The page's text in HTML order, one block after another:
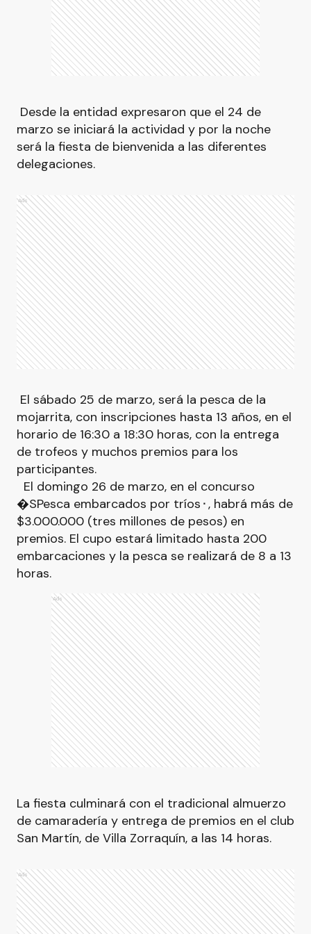
Desde la entidad expresaron que el 24 de
marzo se iniciará la actividad y por la noche
será la fiesta de bienvenida a las diferentes
delegaciones.
Ads
El sábado 25 de marzo, será la pesca de la
mojarrita, con inscripciones hasta 13 años, en el
horario de 16:30 a 18:30 horas, con la entrega
de trofeos y muchos premios para los
participantes.
El domingo 26 de marzo, en el concurso
�SPesca embarcados por tríos⬝, habrá más de
$3.000.000 (tres millones de pesos) en
premios. El cupo estará limitado hasta 200
embarcaciones y la pesca se realizará de 8 a 13
horas.
Ads
La fiesta culminará con el tradicional almuerzo
de camaradería y entrega de premios en el club
San Martín, de Villa Zorraquín, a las 14 horas.
Ads